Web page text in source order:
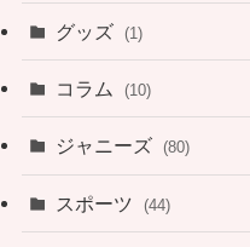
グッズ (1)
コラム (10)
ジャニーズ (80)
スポーツ (44)